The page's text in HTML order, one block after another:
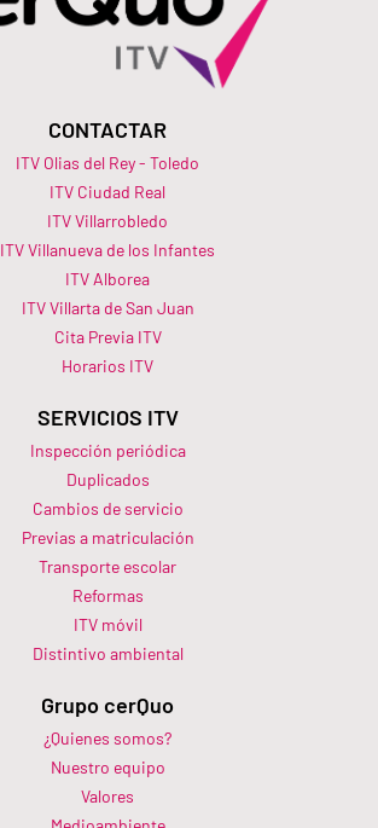
CONTACTAR
ITV Olias del Rey - Toledo
ITV Ciudad Real
ITV Villarrobledo
ITV Villanueva de los Infantes
ITV Alborea
ITV Villarta de San Juan
Cita Previa ITV
Horarios ITV​
SERVICIOS ITV
Inspección periódica
Duplicados
Cambios de servicio
Previas a matriculación
Transporte escolar
Reformas
ITV móvil
Distintivo ambiental
Grupo cerQuo
¿Quienes somos?
Nuestro equipo
Valores